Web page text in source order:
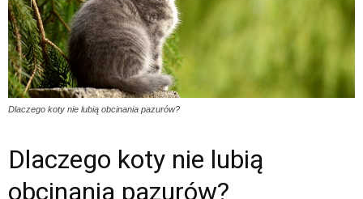
Dlaczego koty nie lubią obcinania pazurów?
Dlaczego koty nie lubią
obcinania pazurów?